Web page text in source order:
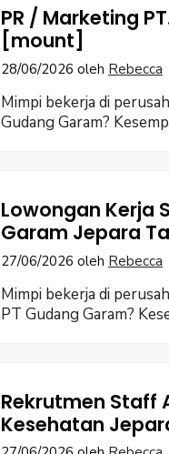
PR / Marketing
[mount]
28/06/2026 oleh Rebecca
Mimpi bekerja di
Gudang Garam?
Lowongan Kerja
Garam Jepara
27/06/2026 oleh Rebecca
Mimpi bekerja di
PT Gudang Garam?
Rekrutmen Staff
Kesehatan